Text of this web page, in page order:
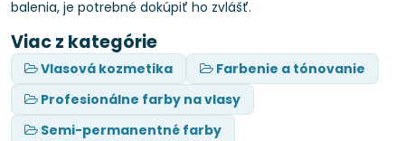
balenia, je potrebné dokúpiť ho zvlášť.
Viac z kategórie
Vlasová kozmetika
Farbenie a tónovanie
Profesionálne farby na vlasy
Semi-permanentné farby